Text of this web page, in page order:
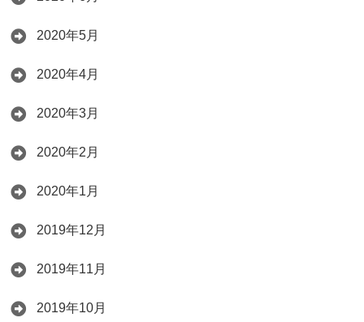
2020年5月
2020年4月
2020年3月
2020年2月
2020年1月
2019年12月
2019年11月
2019年10月